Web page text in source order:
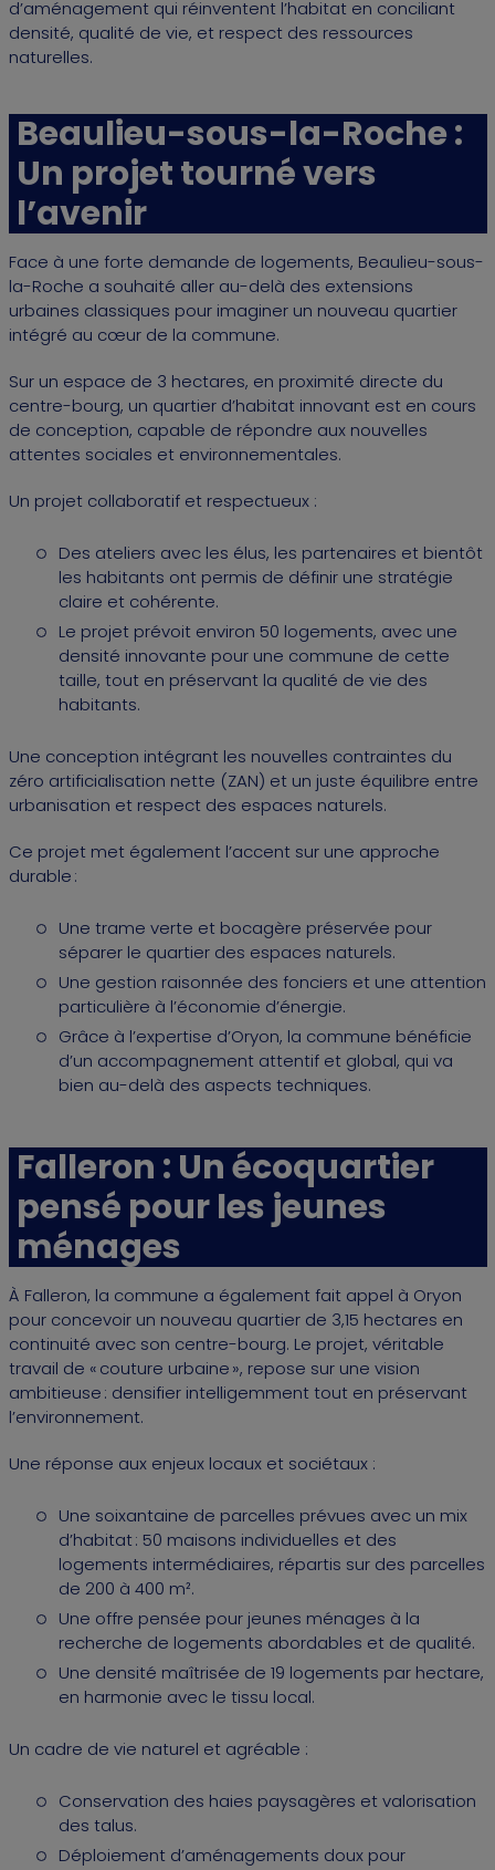
d’aménagement qui réinventent l’habitat en conciliant
densité, qualité de vie, et respect des ressources
naturelles.
Beaulieu-sous-la-Roche :
Un projet tourné vers
l’avenir
Face à une forte demande de logements, Beaulieu-sous-
la-Roche a souhaité aller au-delà des extensions
urbaines classiques pour imaginer un nouveau quartier
intégré au cœur de la commune.
Sur un espace de 3 hectares, en proximité directe du
centre-bourg, un quartier d’habitat innovant est en cours
de conception, capable de répondre aux nouvelles
attentes sociales et environnementales.
Un projet collaboratif et respectueux :
Des ateliers avec les élus, les partenaires et bientôt
les habitants ont permis de définir une stratégie
claire et cohérente.
Le projet prévoit environ 50 logements, avec une
densité innovante pour une commune de cette
taille, tout en préservant la qualité de vie des
habitants.
Une conception intégrant les nouvelles contraintes du
zéro artificialisation nette (ZAN) et un juste équilibre entre
urbanisation et respect des espaces naturels.
Ce projet met également l’accent sur une approche
durable :
Une trame verte et bocagère préservée pour
séparer le quartier des espaces naturels.
Une gestion raisonnée des fonciers et une attention
particulière à l’économie d’énergie.
Grâce à l’expertise d’Oryon, la commune bénéficie
d’un accompagnement attentif et global, qui va
bien au-delà des aspects techniques.
Falleron : Un écoquartier
pensé pour les jeunes
ménages
À Falleron, la commune a également fait appel à Oryon
pour concevoir un nouveau quartier de 3,15 hectares en
continuité avec son centre-bourg. Le projet, véritable
travail de « couture urbaine », repose sur une vision
ambitieuse : densifier intelligemment tout en préservant
l’environnement.
Une réponse aux enjeux locaux et sociétaux :
Une soixantaine de parcelles prévues avec un mix
d’habitat : 50 maisons individuelles et des
logements intermédiaires, répartis sur des parcelles
de 200 à 400 m².
Une offre pensée pour jeunes ménages à la
recherche de logements abordables et de qualité.
Une densité maîtrisée de 19 logements par hectare,
en harmonie avec le tissu local.
Un cadre de vie naturel et agréable :
Conservation des haies paysagères et valorisation
des talus.
Déploiement d’aménagements doux pour